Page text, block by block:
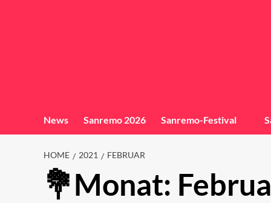
News Sanremo 2026 Sanremo-Festival
HOME 2021 FEBRUAR
Monat: